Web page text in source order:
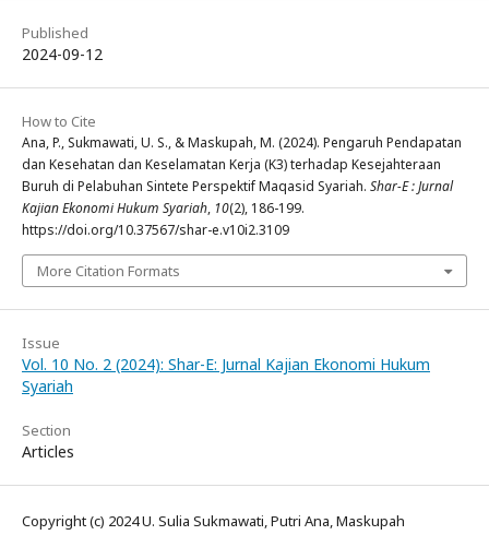
Published
2024-09-12
How to Cite
Ana, P., Sukmawati, U. S., & Maskupah, M. (2024). Pengaruh Pendapatan
dan Kesehatan dan Keselamatan Kerja (K3) terhadap Kesejahteraan
Buruh di Pelabuhan Sintete Perspektif Maqasid Syariah. Shar-E : Jurnal
Kajian Ekonomi Hukum Syariah, 10(2), 186-199.
https://doi.org/10.37567/shar-e.v10i2.3109
More Citation Formats
Issue
Vol. 10 No. 2 (2024): Shar-E: Jurnal Kajian Ekonomi Hukum
Syariah
Section
Articles
Copyright (c) 2024 U. Sulia Sukmawati, Putri Ana, Maskupah